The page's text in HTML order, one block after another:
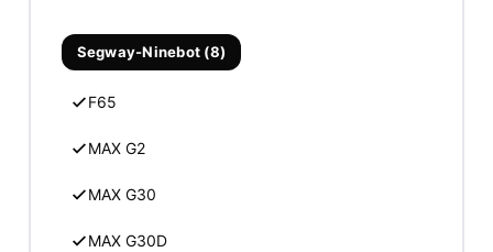
Segway-Ninebot (8)
F65
MAX G2
MAX G30
MAX G30D